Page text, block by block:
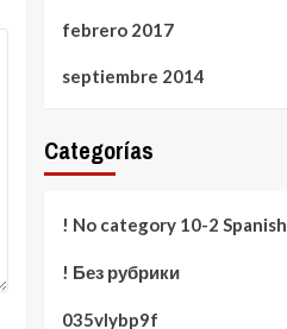
febrero 2017
septiembre 2014
Categorías
! No category 10-2 Spanish
! Без рубрики
035vlybp9f